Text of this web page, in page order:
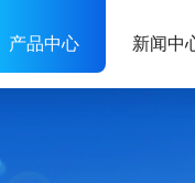
产品中心 新闻中